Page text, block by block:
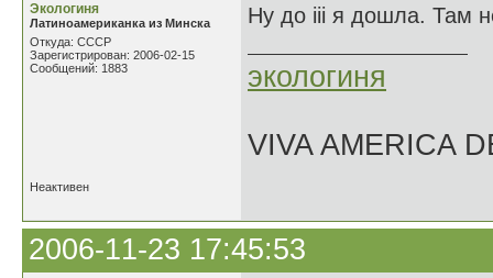
Экологиня
Латиноамериканка из Минска
Откуда: СССР
Зарегистрирован: 2006-02-15
Сообщений: 1883
Ну до iii я дошла. Там
экологиня
VIVA AMERICA
Неактивен
2006-11-23 17:45:53